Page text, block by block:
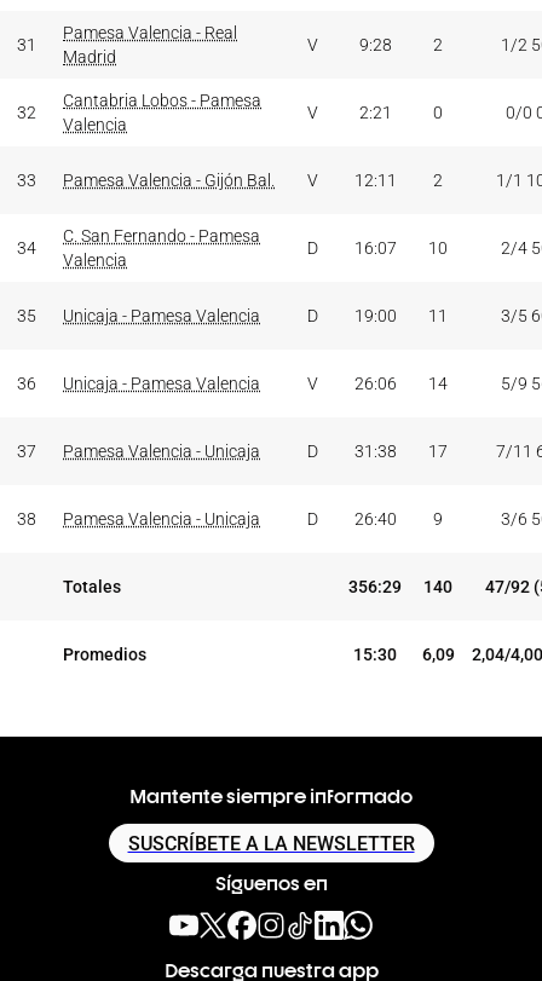
31
Pamesa Valencia - Real
Madrid
V 9:28 2 1/2
32
Cantabria Lobos - Pamesa
Valencia
V 2:21 0 0/0
33 Pamesa Valencia - Gijón Bal. V 12:11 2 1/1
34
C. San Fernando - Pamesa
Valencia
D 16:07 10 2/4
35 Unicaja - Pamesa Valencia D 19:00 11 3/5
36 Unicaja - Pamesa Valencia V 26:06 14 5/9
37 Pamesa Valencia - Unicaja D 31:38 17 7/11
38 Pamesa Valencia - Unicaja D 26:40 9 3/6
Totales 356:29 140 47/92
Promedios 15:30 6,09 2,04/
Mantente siempre informado
SUSCRÍBETE A LA NEWSLETTER
Síguenos en
Descarga nuestra app